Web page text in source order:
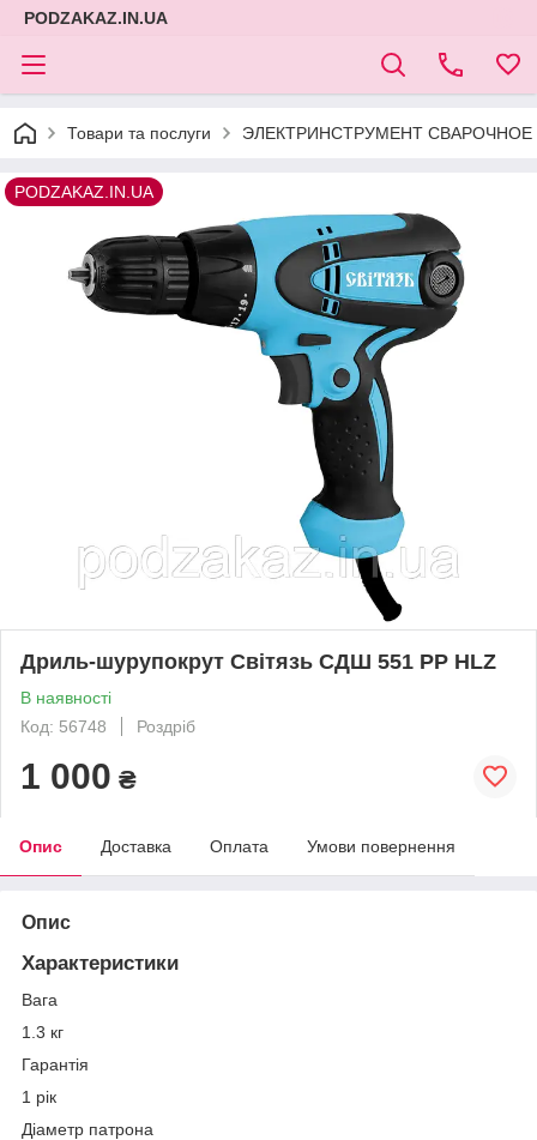
PODZAKAZ.IN.UA
Товари та послуги ЭЛЕКТРИНСТРУМЕНТ
PODZAKAZ.IN.UA
Дриль-шурупокрут Світязь СДШ 551 РР HLZ
В наявності
Код: 56748
Роздріб
1 000 ₴
Опис Доставка Оплата Умови повернення
Опис
Характеристики
Вага
1.3 кг
Гарантія
1 рік
Діаметр патрона